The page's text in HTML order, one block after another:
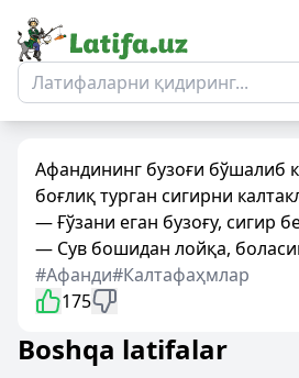
Афандининг бузоғи бўшалиб
боғлиқ турган сигирни
— Ғўзани еган бузоғу, сигир
— Сув бошидан лойқа,
#Афанди#Калтафаҳмлар
175
Boshqa latifalar